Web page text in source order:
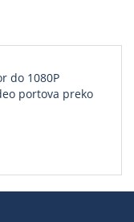
do 1080P
portova preko